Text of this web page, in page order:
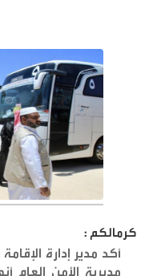
كرمالكم :
أكد مدير إدارة
مديرية الأمن العام